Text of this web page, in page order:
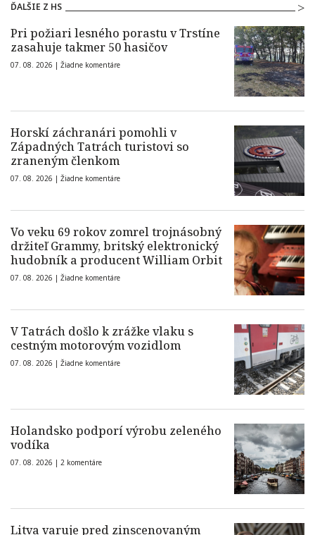
ĎALŠIE Z HS
Pri požiari lesného porastu v Trstíne
zasahuje takmer 50 hasičov
07. 08. 2026 | Žiadne komentáre
Horskí záchranári pomohli v
Západných Tatrách turistovi so
zraneným členkom
07. 08. 2026 | Žiadne komentáre
Vo veku 69 rokov zomrel trojnásobný
držiteľ Grammy, britský elektronický
hudobník a producent William Orbit
07. 08. 2026 | Žiadne komentáre
V Tatrách došlo k zrážke vlaku s
cestným motorovým vozidlom
07. 08. 2026 | Žiadne komentáre
Holandsko podporí výrobu zeleného
vodíka
07. 08. 2026 | 2 komentáre
Litva varuje pred zinscenovaným